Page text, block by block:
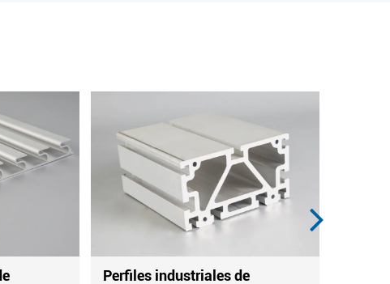
de
Perfiles industriales de